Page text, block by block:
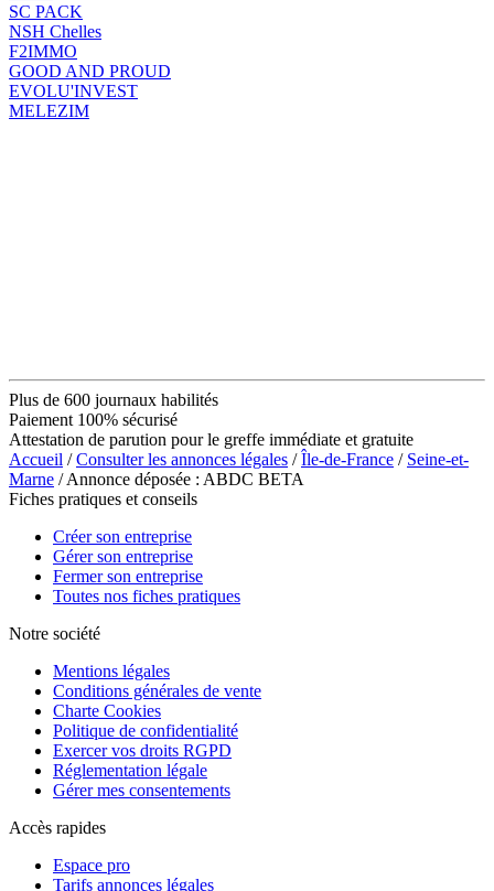
SC PACK
NSH Chelles
F2IMMO
GOOD AND PROUD
EVOLU'INVEST
MELEZIM
Plus de 600 journaux habilités
Paiement 100% sécurisé
Attestation de parution pour le greffe immédiate et gratuite
Accueil /Consulter les annonces légales /Île-de-France / Seine-et-
Marne / Annonce déposée : ABDC BETA
Fiches pratiques et conseils
Créer son entreprise
Gérer son entreprise
Fermer son entreprise
Toutes nos fiches pratiques
Notre société
Mentions légales
Conditions générales de vente
Charte Cookies
Politique de confidentialité
Exercer vos droits RGPD
Réglementation légale
Gérer mes consentements
Accès rapides
Espace pro
Tarifs annonces légales